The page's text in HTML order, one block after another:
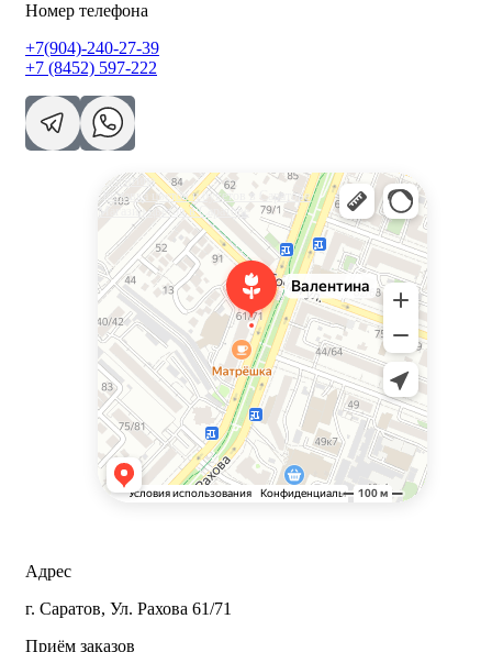
Номер телефона
+7(904)-240-27-39
+7 (8452) 597-222
Валентина
Доставка цветов и букетов в Саратове
Магазин цветов в Саратове
Адрес
г. Саратов, Ул. Рахова 61/71
Приём заказов